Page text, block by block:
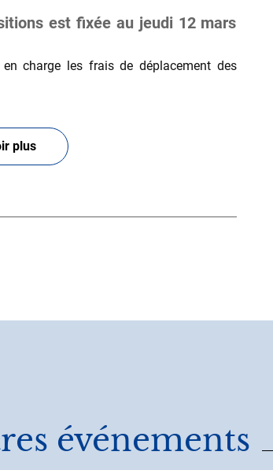
est fixée au jeudi 12 mars
charge les frais de déplacement des
plus
événements